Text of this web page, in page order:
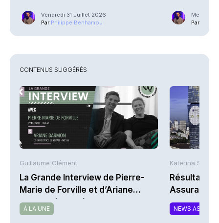
Vendredi 31 Juillet 2026
Par Philippe Benhamou
Mercredi
Par
CONTENUS SUGGÉRÉS
Guillaume Clément
La Grande Interview de Pierre-
Marie de Forville et d’Ariane
Darmon (Ivesta)
À LA UNE
Katerina
Résultats
NEWS